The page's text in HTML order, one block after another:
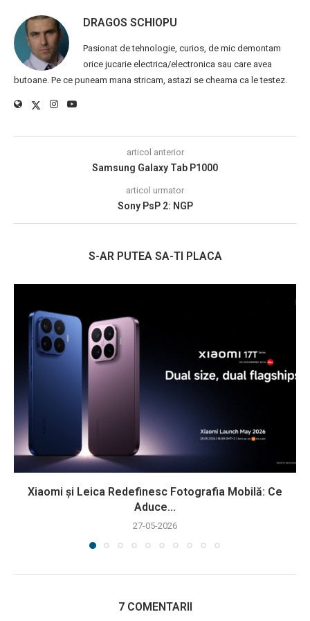
DRAGOS SCHIOPU
Pasionat de tehnologie, curios, de mic demontam
orice jucarie electrica/electronica sau care avea
butoane. Pe ce puneam mana stricam, astazi se cheama ca le testez.
articol anterior
Samsung Galaxy Tab P1000
articol urmator
Sony PsP 2: NGP
S-AR PUTEA SA-TI PLACA
Xiaomi și Leica Redefinesc Fotografia Mobilă: Ce
Aduce...
27-05-2026
7 COMENTARII